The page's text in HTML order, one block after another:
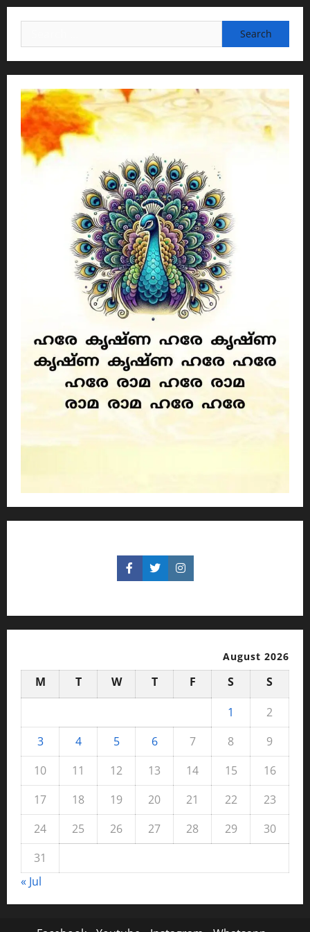
August 2026
M T W T F S
S
1
2
3
4 5 6 7 8
9
10
11 12 13 14 15
16
17
18 19 20 21 22
23
24
25 26 27 28 29
30
31
« Jul